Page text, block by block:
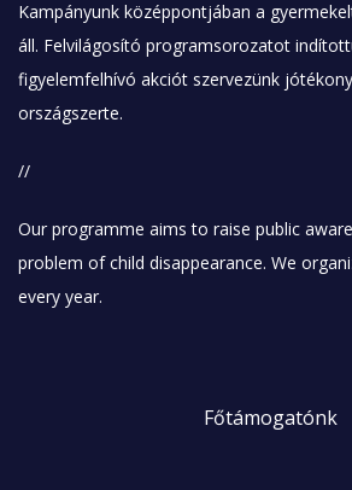
Kampányunk középpontjában a
áll. Felvilágosító programsorozatot
figyelemfelhívó akciót szervezünk
országszerte.
//
Our programme aims to raise public
problem of child disappearance. We
every year.
Főtámogatónk